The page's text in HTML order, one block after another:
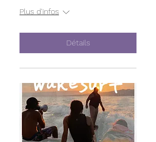
Plus d'infos
Détails